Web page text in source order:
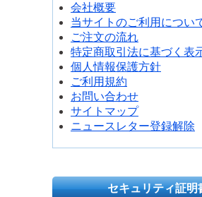
会社概要
当サイトのご利用につい
ご注文の流れ
特定商取引法に基づく表
個人情報保護方針
ご利用規約
お問い合わせ
サイトマップ
ニュースレター登録解除
セキュリティ証明